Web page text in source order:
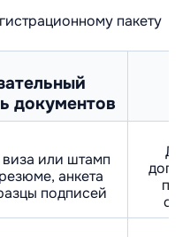
пакету
документов
или штамп
анкета
подписей